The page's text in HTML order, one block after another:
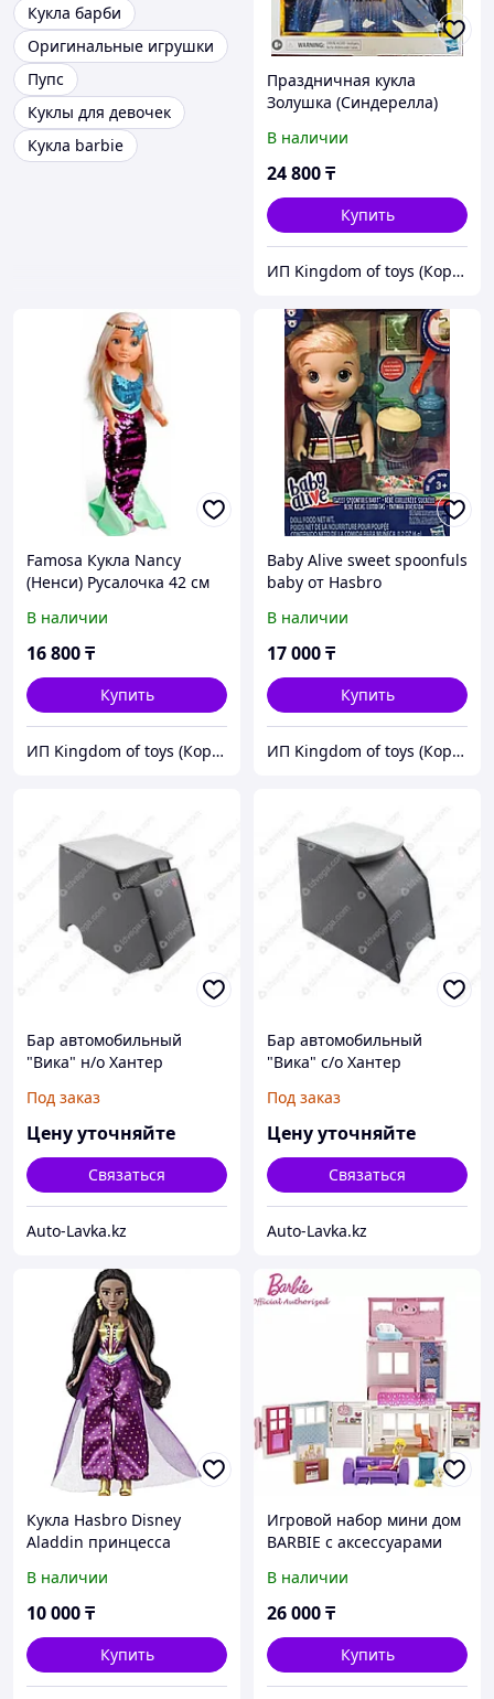
Кукла барби
Оригинальные игрушки
Пупс
Куклы для девочек
Кукла barbie
Праздничная кукла
Золушка (Синдерелла)
Style Series. Подарок для
девочек.
В наличии
24 800₸
Купить
ИП Kingdom of toys (Королевство игрушек)
Famosa Кукла Nancy
(Ненси) Русалочка 42 см
В наличии
16 800₸
Купить
ИП Kingdom of toys (Королевство игрушек)
Baby Alive sweet spoonfuls
baby от Hasbro
В наличии
17 000₸
Купить
ИП Kingdom of toys (Королевство игрушек)
Бар автомобильный
"Вика" н/о Хантер
Под заказ
Цену уточняйте
Связаться
Auto-Lavka.kz
Бар автомобильный
"Вика" с/о Хантер
Под заказ
Цену уточняйте
Связаться
Auto-Lavka.kz
Кукла Hasbro Disney
Aladdin принцесса
В наличии
10 000₸
Купить
Игровой набор мини дом
BARBIE с аксессуарами
В наличии
26 000₸
Купить